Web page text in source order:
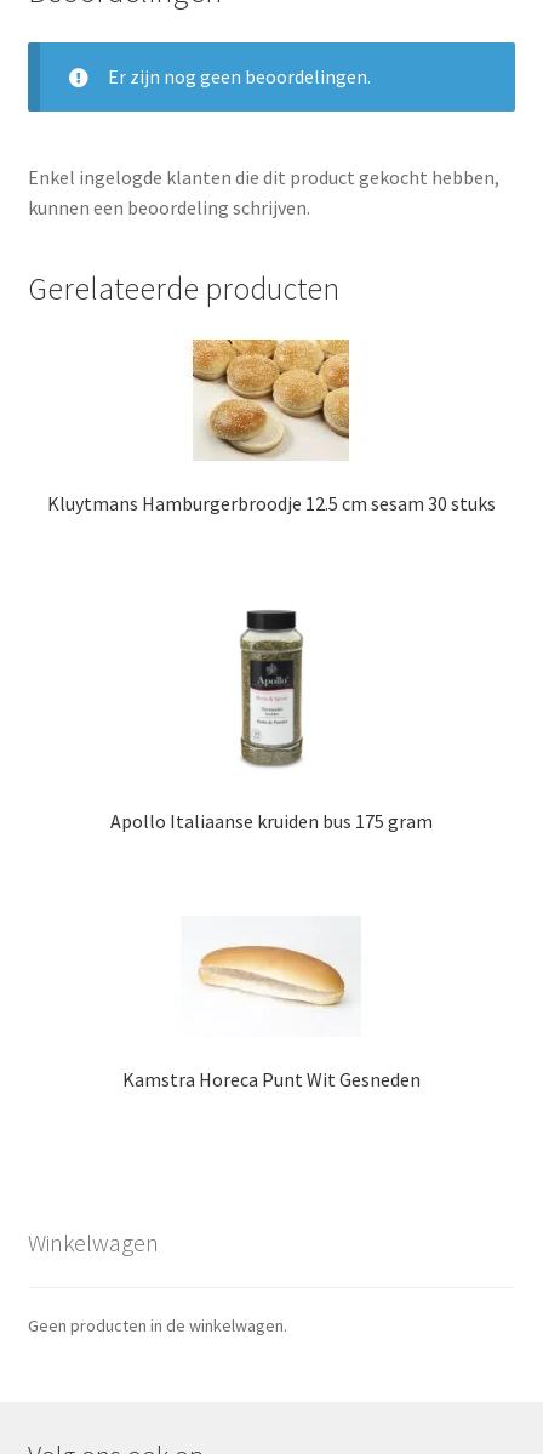
Er zijn nog geen beoordelingen.
Enkel ingelogde klanten die dit product gekocht hebben,
kunnen een beoordeling schrijven.
Gerelateerde producten
Kluytmans Hamburgerbroodje 12.5 cm sesam 30 stuks
Apollo Italiaanse kruiden bus 175 gram
Kamstra Horeca Punt Wit Gesneden
Winkelwagen
Geen producten in de winkelwagen.